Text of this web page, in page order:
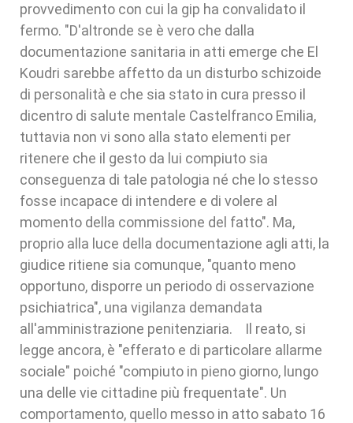
provvedimento con cui la gip ha convalidato il
fermo. "D'altronde se è vero che dalla
documentazione sanitaria in atti emerge che El
Koudri sarebbe affetto da un disturbo schizoide
di personalità e che sia stato in cura presso il
dicentro di salute mentale Castelfranco Emilia,
tuttavia non vi sono alla stato elementi per
ritenere che il gesto da lui compiuto sia
conseguenza di tale patologia né che lo stesso
fosse incapace di intendere e di volere al
momento della commissione del fatto". Ma,
proprio alla luce della documentazione agli atti, la
giudice ritiene sia comunque, "quanto meno
opportuno, disporre un periodo di osservazione
psichiatrica", una vigilanza demandata
all'amministrazione penitenziaria. Il reato, si
legge ancora, è "efferato e di particolare allarme
sociale" poiché "compiuto in pieno giorno, lungo
una delle vie cittadine più frequentate". Un
comportamento, quello messo in atto sabato 16